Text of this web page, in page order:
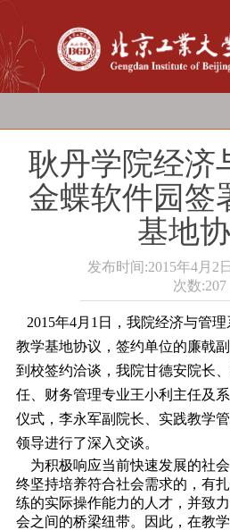
耿丹学院经济
金蝶软件园签
基地
发布时间:2015年4月2
次数:207
2015年4月 1 日，我院经济与管
教学基地协议，签约单位的廉戟
到校签约洽谈，我院甘德安院长
任、财务管理专业王小利主任及
仪式，李永军副院长、实践教学
领导进行了深入交谈。
为积极响应当前快速发展的社
终坚持培养符合社会需求的，有
练的实际操作能力的人才，并致
会之间的桥梁纽带。因此，在教